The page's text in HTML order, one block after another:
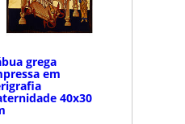
grega
em
40x30